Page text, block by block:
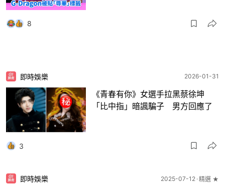
8
即時娛樂 2026-01-31
《青春有你》女選手拉黑蔡徐坤
「比中指」暗諷騙子 男方回應了
3
即時娛樂 2025-07-12 精選 ★